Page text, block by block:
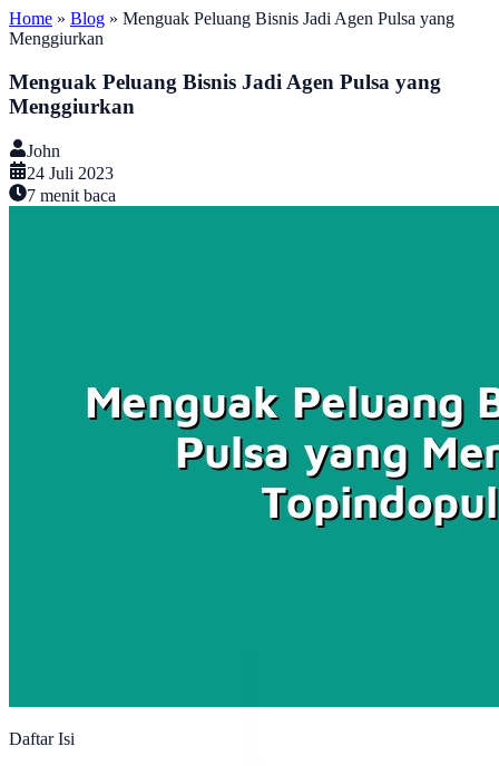
Home » Blog » Menguak Peluang Bisnis Jadi Agen Pulsa yang
Menggiurkan
Menguak Peluang Bisnis Jadi Agen Pulsa yang
Menggiurkan
John
24 Juli 2023
7 menit baca
Daftar Isi